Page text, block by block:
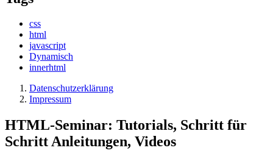
css
html
javascript
Dynamisch
innerhtml
Datenschutzerklärung
Impressum
HTML-Seminar: Tutorials, Schritt für
Schritt Anleitungen, Videos